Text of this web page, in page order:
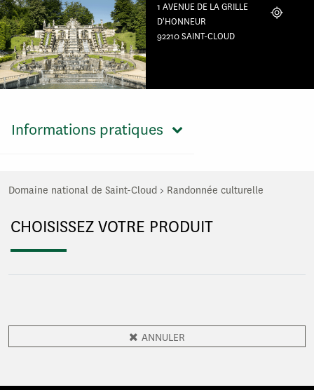
1 AVENUE DE LA GRILLE
D'HONNEUR
92210 SAINT-CLOUD
Localiser
Informations pratiques
Domaine national de Saint-Cloud > Randonnée culturelle
CHOISISSEZ VOTRE PRODUIT
ANNULER